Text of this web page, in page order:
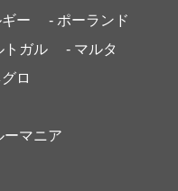
ー
- ポーランド
トガル
- マルタ
ロ
ーマニア